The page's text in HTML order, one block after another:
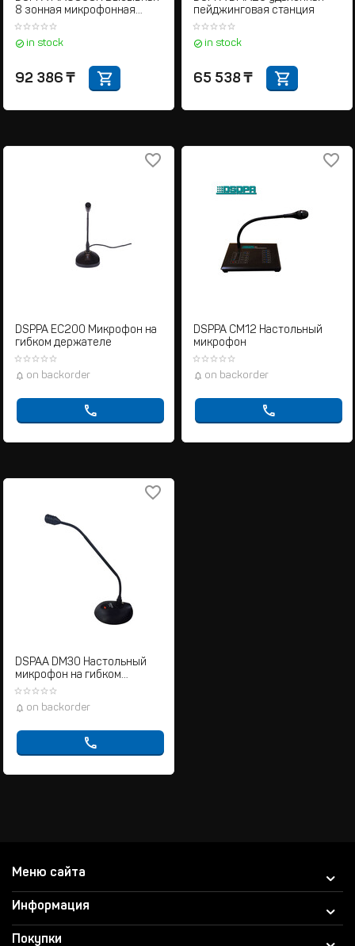
8 зонная микрофонная
станция
in stock
92 386 ₸
пейджинговая станция
in stock
65 538 ₸
DSPPA EC200 Микрофон на
гибком держателе
on backorder
DSPPA CM12 Настольный
микрофон
on backorder
DSPAA DM30 Настольный
микрофон на гибком
держателе
on backorder
Меню сайта
Информация
Покупки